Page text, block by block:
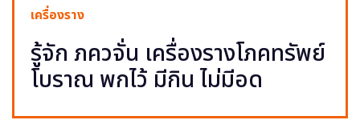
เครื่องราง
รู้จัก ภควจั่น เครื่องรางโภคทรัพย์
โบราณ พกไว้ มีกิน ไม่มีอด